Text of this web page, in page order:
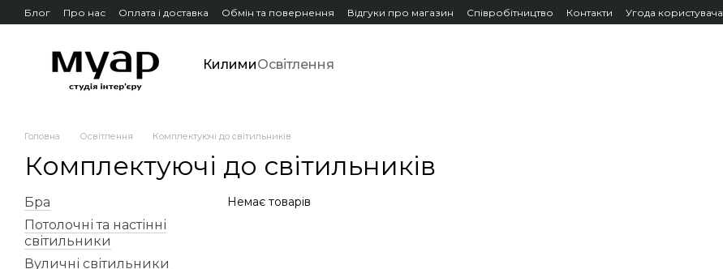
Перейти до основного контенту
Блог Про нас Оплата і доставка Обмін та повернення Відгуки про магазин Співробітництво Контакти Угода користувача
КилимиОсвітлення
Головна Освітлення Комплектуючі до світильників
Комплектуючі до світильників
Немає товарів
Бра
Потолочні та настінні
світильники
Вуличні світильники